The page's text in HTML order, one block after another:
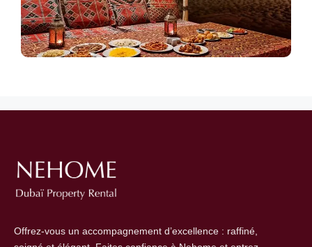
Offrez-vous un accompagnement d’excellence : raffiné,